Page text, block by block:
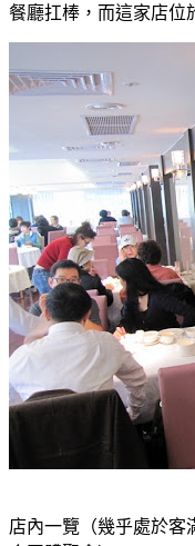
餐廳扛棒，而這家店位
店內一覽（幾乎處於客